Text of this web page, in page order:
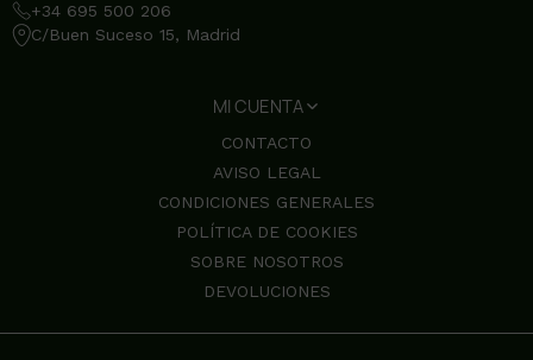
+34 695 500 206
C/Buen Suceso 15, Madrid
MI CUENTA
CONTACTO
AVISO LEGAL
CONDICIONES GENERALES
POLÍTICA DE COOKIES
SOBRE NOSOTROS
DEVOLUCIONES